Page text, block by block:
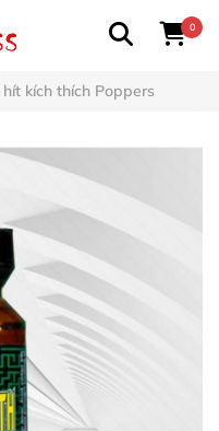
0
hít kích thích Poppers